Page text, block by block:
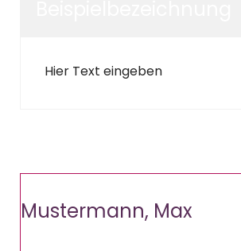
Hier Text eingeben
Mustermann, Max